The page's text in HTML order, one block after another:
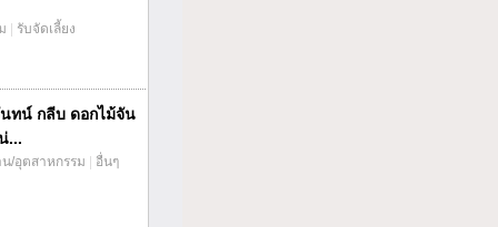
รับจัดเลี้ยง
ทน์ กลีบ ดอกไม้จัน
...
/อุตสาหกรรม อื่นๆ